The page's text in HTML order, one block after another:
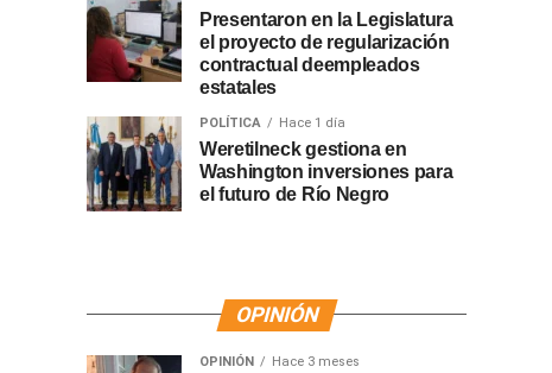
Presentaron en la Legislatura
el proyecto de regularización
contractual deempleados
estatales
POLÍTICA Hace 1 día
Weretilneck gestiona en
Washington inversiones para
el futuro de Río Negro
OPINIÓN
OPINIÓN Hace 3 meses